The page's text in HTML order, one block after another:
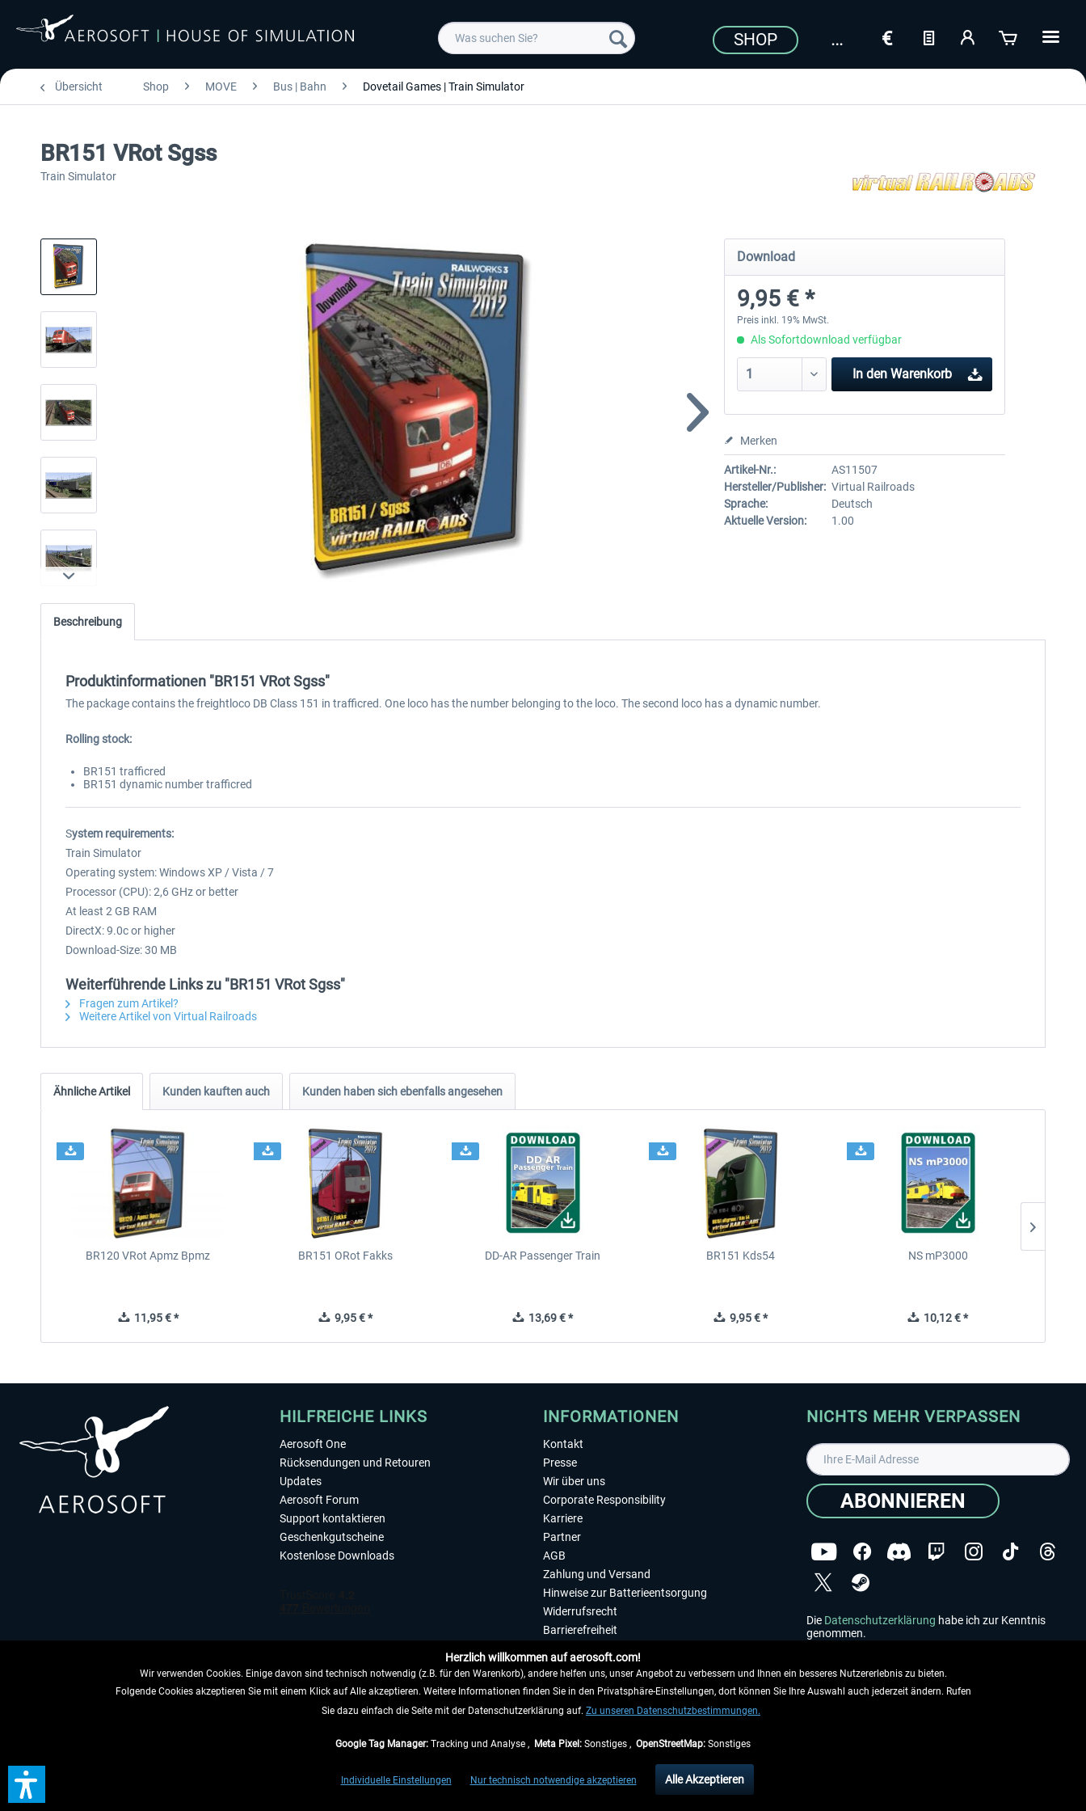
SHOP
Übersicht Shop MOVE Bus | Bahn Dovetail Games | Train Simulator
BR151 VRot Sgss
Train Simulator
Download
9,95 € *
Preis inkl. 19% MwSt.
Als Sofortdownload verfügbar
In den Warenkorb
Merken
Artikel-Nr.:
AS11507
Hersteller/Publisher: Virtual Railroads
Sprache:
Deutsch
Aktuelle Version:
1.00
Beschreibung
Produktinformationen "BR151 VRot Sgss"
The package contains the freightloco DB Class 151 in trafficred. One loco has the number belonging to the loco. The second loco has a dynamic number.
Rolling stock:
BR151 trafficred
BR151 dynamic number trafficred
System requirements:
Train Simulator
Operating system: Windows XP / Vista / 7
Processor (CPU): 2,6 GHz or better
At least 2 GB RAM
DirectX: 9.0c or higher
Download-Size: 30 MB
Weiterführende Links zu "BR151 VRot Sgss"
Fragen zum Artikel?
Weitere Artikel von Virtual Railroads
Ähnliche Artikel Kunden kauften auch Kunden haben sich ebenfalls angesehen
BR120 VRot Apmz Bpmz
11,95 € *
BR151 ORot Fakks
9,95 € *
DD-AR Passenger Train
13,69 € *
BR151 Kds54
9,95 € *
NS mP3000
10,12 € *
HILFREICHE LINKS
Aerosoft One
Rücksendungen und Retouren
Updates
Aerosoft Forum
Support kontaktieren
Geschenkgutscheine
Kostenlose Downloads
VERTRAG WIDERRUFEN
INFORMATIONEN
Kontakt
Presse
Wir über uns
Corporate Responsibility
Karriere
Partner
AGB
Zahlung und Versand
Hinweise zur Batterieentsorgung
Widerrufsrecht
Barrierefreiheit
Impressum
NICHTS MEHR VERPASSEN
ABONNIEREN
Die Datenschutzerklärung habe ich zur Kenntnis
genommen.
, wenn nicht anders beschrieben.
** Gilt für Lieferungen innerhalb Deutschlands, Lieferzeiten für andere Länder entnehmen Sie bitte denVersandinformationen
Herzlich willkommen auf aerosoft.com!
Wir verwenden Cookies. Einige davon sind technisch notwendig (z.B. für den Warenkorb), andere helfen uns, unser Angebot zu verbessern und Ihnen ein besseres Nutzererlebnis zu bieten.
Folgende Cookies akzeptieren Sie mit einem Klick auf Alle akzeptieren. Weitere Informationen finden Sie in den Privatsphäre-Einstellungen, dort können Sie Ihre Auswahl auch jederzeit ändern. Rufen
Sie dazu einfach die Seite mit der Datenschutzerklärung auf. Zu unseren Datenschutzbestimmungen.
Google Tag Manager: Tracking und Analyse , Meta Pixel: Sonstiges , OpenStreetMap: Sonstiges
Individuelle Einstellungen Nur technisch notwendige akzeptieren Alle Akzeptieren